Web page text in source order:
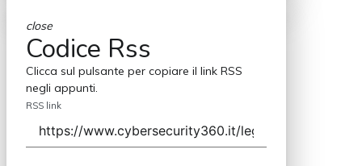
close
Codice Rss
Clicca sul pulsante per copiare il link RSS
negli appunti.
RSS link